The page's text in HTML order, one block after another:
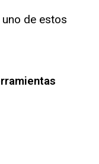
de estos